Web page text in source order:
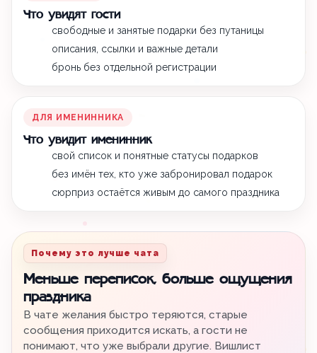
Что увидят гости
свободные и занятые подарки без путаницы
описания, ссылки и важные детали
бронь без отдельной регистрации
ДЛЯ ИМЕНИННИКА
Что увидит именинник
свой список и понятные статусы подарков
без имён тех, кто уже забронировал подарок
сюрприз остаётся живым до самого праздника
Почему это лучше чата
Меньше переписок, больше ощущения
праздника
В чате желания быстро теряются, старые
сообщения приходится искать, а гости не
понимают, что уже выбрали другие. Вишлист